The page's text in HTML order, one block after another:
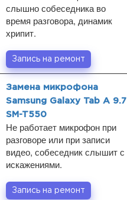
слышно собеседника во
время разговора, динамик
хрипит.
Запись на ремонт
Замена микрофона
Samsung Galaxy Tab A 9.7
SM-T550
Не работает микрофон при
разговоре или при записи
видео, собеседник слышит с
искажениями.
Запись на ремонт